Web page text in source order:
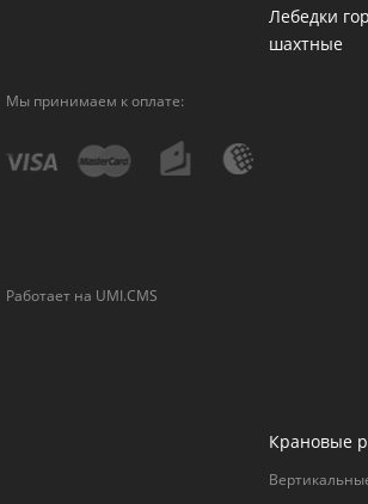
Мы принимаем к оплате:
Работает на UMI.CMS
Лебедки
шахтные
Крановые